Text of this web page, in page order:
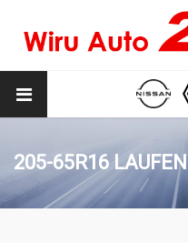
205-65R16